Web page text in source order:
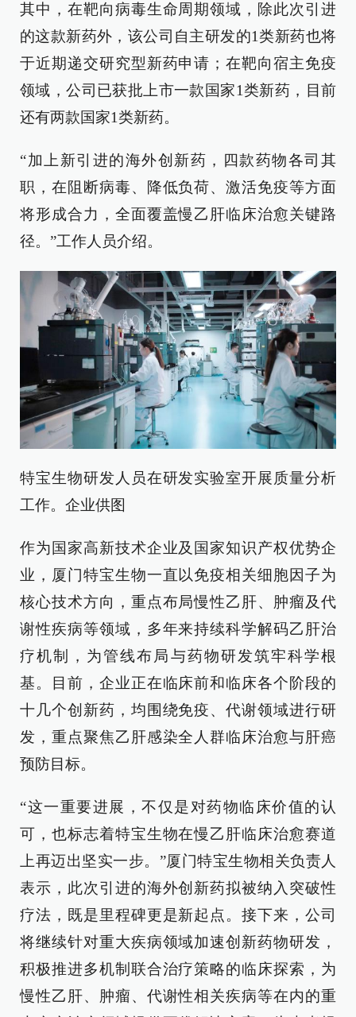
其中，在靶向病毒生命周期领域，除此次引进
的这款新药外，该公司自主研发的1类新药也将
于近期递交研究型新药申请；在靶向宿主免疫
领域，公司已获批上市一款国家1类新药，目前
还有两款国家1类新药。
“加上新引进的海外创新药，四款药物各司其
职，在阻断病毒、降低负荷、激活免疫等方面
将形成合力，全面覆盖慢乙肝临床治愈关键路
径。”工作人员介绍。
特宝生物研发人员在研发实验室开展质量分析
工作。企业供图
作为国家高新技术企业及国家知识产权优势企
业，厦门特宝生物一直以免疫相关细胞因子为
核心技术方向，重点布局慢性乙肝、肿瘤及代
谢性疾病等领域，多年来持续科学解码乙肝治
疗机制，为管线布局与药物研发筑牢科学根
基。目前，企业正在临床前和临床各个阶段的
十几个创新药，均围绕免疫、代谢领域进行研
发，重点聚焦乙肝感染全人群临床治愈与肝癌
预防目标。
“这一重要进展，不仅是对药物临床价值的认
可，也标志着特宝生物在慢乙肝临床治愈赛道
上再迈出坚实一步。”厦门特宝生物相关负责人
表示，此次引进的海外创新药拟被纳入突破性
疗法，既是里程碑更是新起点。接下来，公司
将继续针对重大疾病领域加速创新药物研发，
积极推进多机制联合治疗策略的临床探索，为
慢性乙肝、肿瘤、代谢性相关疾病等在内的重